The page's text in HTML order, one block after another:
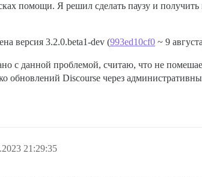
помощи. Я решил сделать паузу и
версия 3.2.0.beta1-dev (993ed10cf0 ~ 9
с данной проблемой, считаю, что не
обновлений Discourse через
21:29:35